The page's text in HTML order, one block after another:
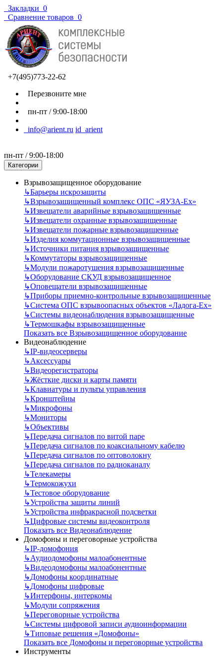
Закладки 0
Сравнение товаров 0
+7(495)773-22-62
Перезвоните мне
пн-пт / 9:00-18:00
info@arient.ru id_arient
пн-пт / 9:00-18:00
Категории
Взрывозащищенное оборудование
↳Барьеры искрозащиты
↳Взрывозащищенный комплекс ОПС «ЯУЗА-Ех»
↳Извещатели аварийные взрывозащищенные
↳Извещатели охранные взрывозащищенные
↳Извещатели пожарные взрывозащищенные
↳Изделия коммутационные взрывозащищенные
↳Источники питания взрывозащищенные
↳Коммутаторы взрывозащищенные
↳Модули пожаротушения взрывозащищенные
↳Оборудование СКУД взрывозащищенное
↳Оповещатели взрывозащищенные
↳Приборы приемно-контрольные взрывозащищенные
↳Система ОПС взрывоопасных объектов «Ладога-Ex»
↳Системы видеонаблюдения взрывозащищенные
↳Термошкафы взрывозащищенные
Показать все Взрывозащищенное оборудование
Видеонаблюдение
↳IP-видеосерверы
↳Аксессуары
↳Видеорегистраторы
↳Жёсткие диски и карты памяти
↳Клавиатуры и пульты управления
↳Кронштейны
↳Микрофоны
↳Мониторы
↳Объективы
↳Передача сигналов по витой паре
↳Передача сигналов по коаксиальному кабелю
↳Передача сигналов по оптоволокну
↳Передача сигналов по радиоканалу
↳Телекамеры
↳Термокожухи
↳Тестовое оборудование
↳Устройства защиты линий
↳Устройства инфракрасной подсветки
↳Цифровые системы видеоконтроля
Показать все Видеонаблюдение
Домофоны и переговорные устройства
↳IP-домофония
↳Аудиодомофоны малоабонентные
↳Видеодомофоны малоабонентные
↳Домофоны координатные
↳Домофоны цифровые
↳Интерфоны, интеркомы
↳Модули сопряжения
↳Переговорные устройства
↳Системы цифровой записи аудиоинформации
↳Типовые решения «Домофоны»
Показать все Домофоны и переговорные устройства
Инструменты